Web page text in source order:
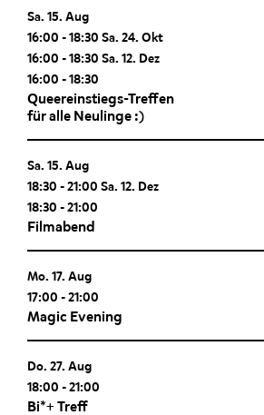
Sa. 15. Aug
16:00 -18:30 Sa. 24. Okt
16:00 -18:30 Sa. 12. Dez
16:00 -18:30
Queereinstiegs-Treffen
für alle Neulinge :)
Sa. 15. Aug
18:30 -21:00 Sa. 12. Dez
18:30 -21:00
Filmabend
Mo. 17. Aug
17:00 -21:00
Magic Evening
Do. 27. Aug
18:00 -21:00
Bi*+ Treff